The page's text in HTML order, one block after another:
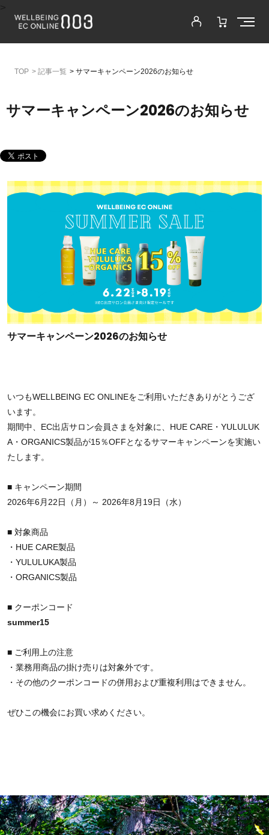
> 記事一覧 > サマーキャンペーン2026のお知らせ
サマーキャンペーン2026のお知らせ
サマーキャンペーン2026のお知らせ
いつもWELLBEING EC ONLINEをご利用いただきありがとうござ
います。
期間中、EC出店サロン会員さまを対象に、HUE CARE・YULULUK
A・ORGANICS製品が15％OFFとなるサマーキャンペーンを実施い
たします。
■ キャンペーン期間
2026年6月22日（月）～ 2026年8月19日（水）
■ 対象商品
・HUE CARE製品
・YULULUKA製品
・ORGANICS製品
■ クーポンコード
summer15
■ ご利用上の注意
・業務用商品の掛け売りは対象外です。
・その他のクーポンコードの併用および重複利用はできません。
ぜひこの機会にお買い求めください。